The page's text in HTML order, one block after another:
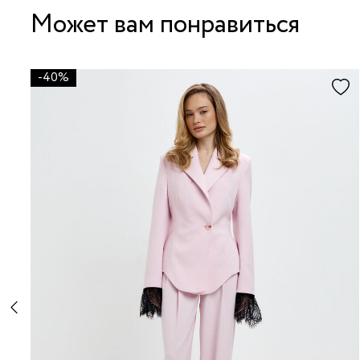
Может вам понравиться
-40%